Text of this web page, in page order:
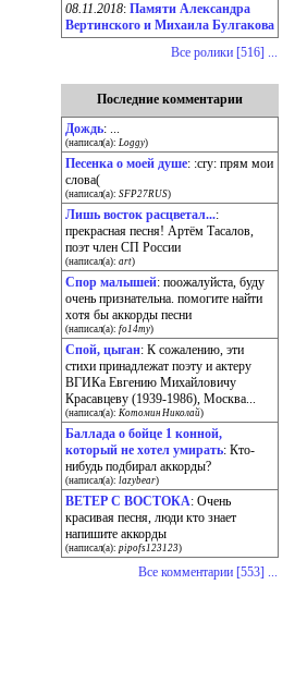
08.11.2018: Памяти Александра
Вертинского и Михаила Булгакова
Все ролики [516] ...
Последние комментарии
Дождь: ...
(написал(а): Loggy)
Песенка о моей душе: :cry: прям мои
слова(
(написал(а): SFP27RUS)
Лишь восток расцветал...:
прекрасная песня! Артём Тасалов,
поэт член СП России
(написал(а): art)
Спор малышей: поожалуйста, буду
очень признательна. помогите найти
хотя бы аккорды песни
(написал(а): fo14my)
Спой, цыган: К сожалению, эти
стихи принадлежат поэту и актеру
ВГИКа Евгению Михайловичу
Красавцеву (1939-1986), Москва...
(написал(а): Котомин Николай)
Баллада о бойце 1 конной,
который не хотел умирать: Кто-
нибудь подбирал аккорды?
(написал(а): lazybear)
ВЕТЕР С ВОСТОКА: Очень
красивая песня, люди кто знает
напишите аккорды
(написал(а): pipofs123123)
Все комментарии [553] ...